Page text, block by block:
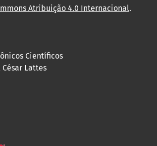
Atribuição 4.0 Internacional.
Científicos
Lattes